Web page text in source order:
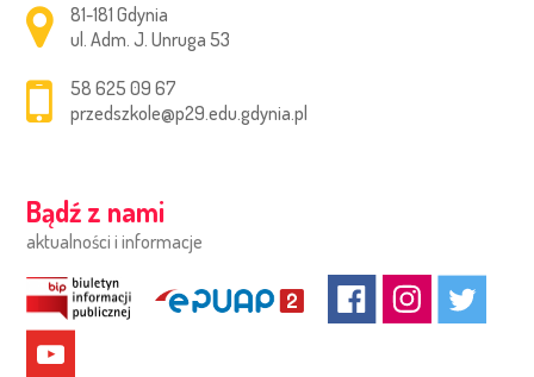
Adres pocztowy:
81-181 Gdynia
ul. Adm. J. Unruga 53
58 625 09 67
przedszkole@p29.edu.gdynia.pl
Bądź z nami
aktualności i informacje